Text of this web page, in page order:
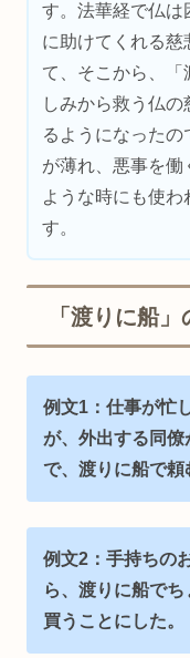
す。法華経で仏は
に助けてくれる慈
て、そこから、
しみから救う仏
るようになった
が薄れ、悪事を働
ような時にも使わ
す。
「渡りに船
例文1：仕事が忙
が、外出する同
で、渡りに船で頼
例文2：手持ちの
ら、渡りに船で
買うことにした。